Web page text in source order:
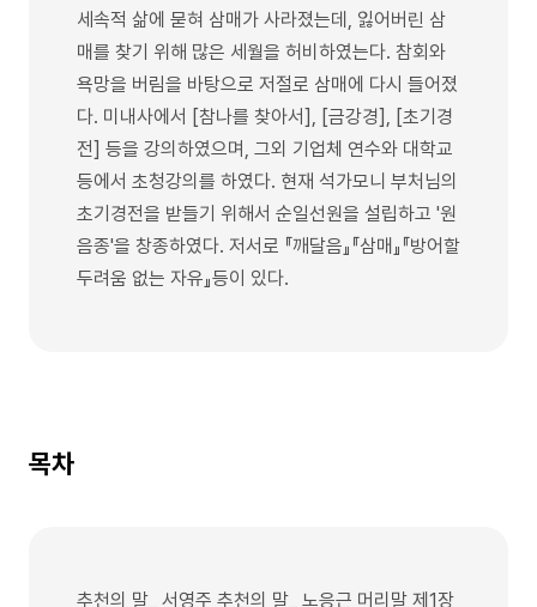
세속적 삶에 묻혀 삼매가 사라졌는데, 잃어버린 삼
매를 찾기 위해 많은 세월을 허비하였는다. 참회와
욕망을 버림을 바탕으로 저절로 삼매에 다시 들어졌
다. 미내사에서 [참나를 찾아서], [금강경], [초기경
전] 등을 강의하였으며, 그외 기업체 연수와 대학교
등에서 초청강의를 하였다. 현재 석가모니 부처님의
초기경전을 받들기 위해서 순일선원을 설립하고 '원
음종'을 창종하였다. 저서로 『깨달음』『삼매』『방어할
두려움 없는 자유』등이 있다.
목차
추천의 말_ 서영주 추천의 말_ 노응근 머리말 제1장